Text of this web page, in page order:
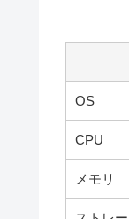
OS
CPU
メモリ